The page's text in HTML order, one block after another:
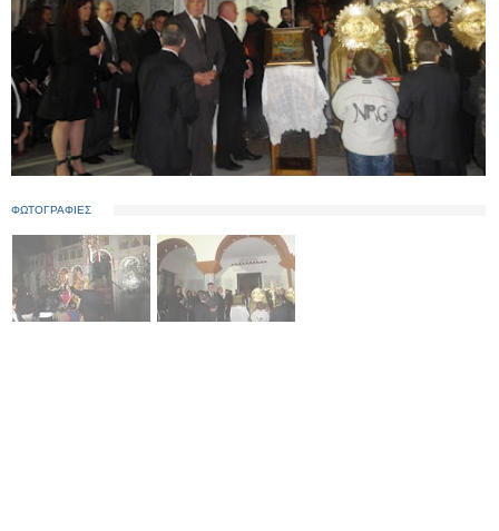
ΦΩΤΟΓΡΑΦΙΕΣ